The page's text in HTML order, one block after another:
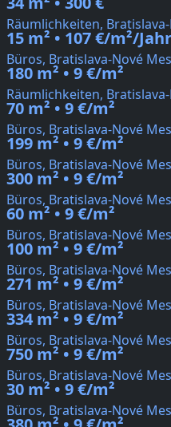
Räumlichkeiten,
15 m² • 107 €/m²/Jahr
Büros, Bratislava-Nové
180 m² • 9 €/m²
Räumlichkeiten,
70 m² • 9 €/m²
Büros, Bratislava-Nové
199 m² • 9 €/m²
Büros, Bratislava-Nové
300 m² • 9 €/m²
Büros, Bratislava-Nové
60 m² • 9 €/m²
Büros, Bratislava-Nové
100 m² • 9 €/m²
Büros, Bratislava-Nové
271 m² • 9 €/m²
Büros, Bratislava-Nové
334 m² • 9 €/m²
Büros, Bratislava-Nové
750 m² • 9 €/m²
Büros, Bratislava-Nové
30 m² • 9 €/m²
Büros, Bratislava-Nové